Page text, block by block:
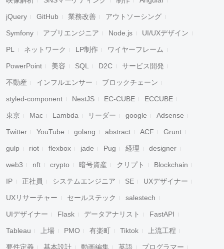
jQuery GitHub 業務改善 アウトソーシング
Symfony アプリエンジニア Node.js UI/UXデザイン
PL ネットワーク LP制作 ワイヤーフレーム
PowerPoint 美容 SQL D2C サービス開発
不動産 インフルエンサー ブロックチェーン
styled-component NestJS EC-CUBE ECCUBE
東京 Mac Lambda リーダー google Adsense
Twitter YouTube golang abstract ACF Grunt
gulp riot flexbox jade Pug 経理 designer
web3 nft crypto 暗号資産 クリプト Blockchain
IP 正社員 システムエンジニア SE UXデザイナー
UXリサーチャー セールステック salestech
UIデザイナー Flask データアナリスト FastAPI
Tableau 上場 PMO 有楽町 Tiktok 上流工程
要件定義 基本設計 動画編集 英語 プログラマー